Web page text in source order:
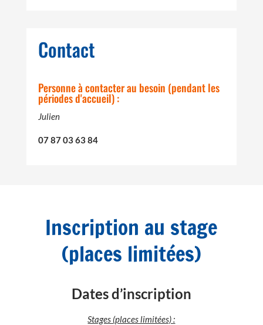
Contact
Personne à contacter au besoin (pendant les
périodes d'accueil) :
Julien
07 87 03 63 84
Inscription au stage
(places limitées)
Dates d’inscription
Stages (places limitées) :